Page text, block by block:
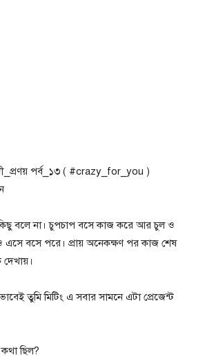
পর্ব_১৩ ( #crazy_for_you )
বলে না। চুপচাপ বসে কাজ করে আর চুল ও
এসে বসে পরে। প্রায় অনেকক্ষণ পর কাজ শেষ
দেখায়।
তুমি মিটিং এ সবার সামনে এটা প্রেজেন্ট
ছিল?